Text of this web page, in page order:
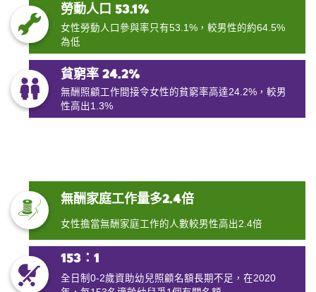
勞動人口 53.1%
女性勞動人口參與率只有53.1%，較男性的約64.5%
為低
貧窮率 24.2%
無酬照顧工作間接令女性的貧窮率高達24.2%，較男
性高出1.3%
無酬家庭工作量多2.4倍
女性擔當無酬家庭工作的人數較男性高出2.4倍
153：1
全日制0-2歲資助幼兒照顧名額長期不足，在2020